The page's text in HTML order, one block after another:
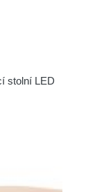
stolní LED